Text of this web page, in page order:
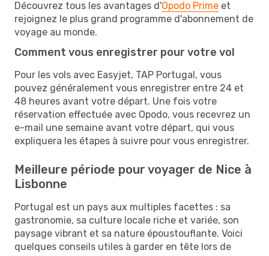
Découvrez tous les avantages d'Opodo Prime et
rejoignez le plus grand programme d'abonnement de
voyage au monde.
Comment vous enregistrer pour votre vol
Pour les vols avec Easyjet, TAP Portugal, vous
pouvez généralement vous enregistrer entre 24 et
48 heures avant votre départ. Une fois votre
réservation effectuée avec Opodo, vous recevrez un
e-mail une semaine avant votre départ, qui vous
expliquera les étapes à suivre pour vous enregistrer.
Meilleure période pour voyager de Nice à
Lisbonne
Portugal est un pays aux multiples facettes : sa
gastronomie, sa culture locale riche et variée, son
paysage vibrant et sa nature époustouflante. Voici
quelques conseils utiles à garder en tête lors de